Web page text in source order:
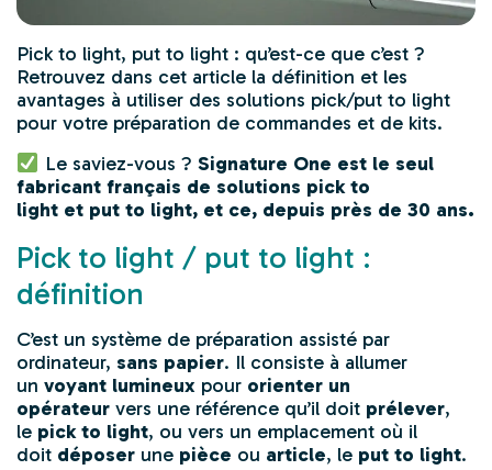
Pick to light, put to light : qu’est-ce que c’est ?
Retrouvez dans cet article la définition et les
avantages à utiliser des solutions pick/put to light
pour votre préparation de commandes et de kits.
Le saviez-vous ? Signature One est le seul
fabricant français de solutions pick to
light et put to light, et ce, depuis près de 30 ans.
Pick to light / put to light :
définition
C’est un système de préparation assisté par
ordinateur, sans papier. Il consiste à allumer
un voyant lumineux pour orienter un
opérateur vers une référence qu’il doit prélever,
le pick to light, ou vers un emplacement où il
doit déposer une pièce ou article, le put to light.